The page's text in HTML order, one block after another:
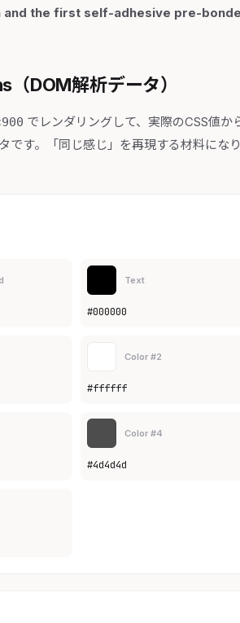
and the first self-adhesive pre-
DOM解析データ）
でレンダリングして、実際のCSS値か
です。「同じ感じ」を再現する材料にな
Text
#000000
Color #2
#ffffff
Color #4
#4d4d4d